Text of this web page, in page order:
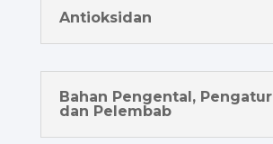
Antioksidan
Bahan Pengental, Pengatur
dan Pelembab